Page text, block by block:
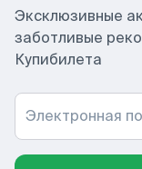
Эксклюзивные
заботливые
Купибилета
Электронная